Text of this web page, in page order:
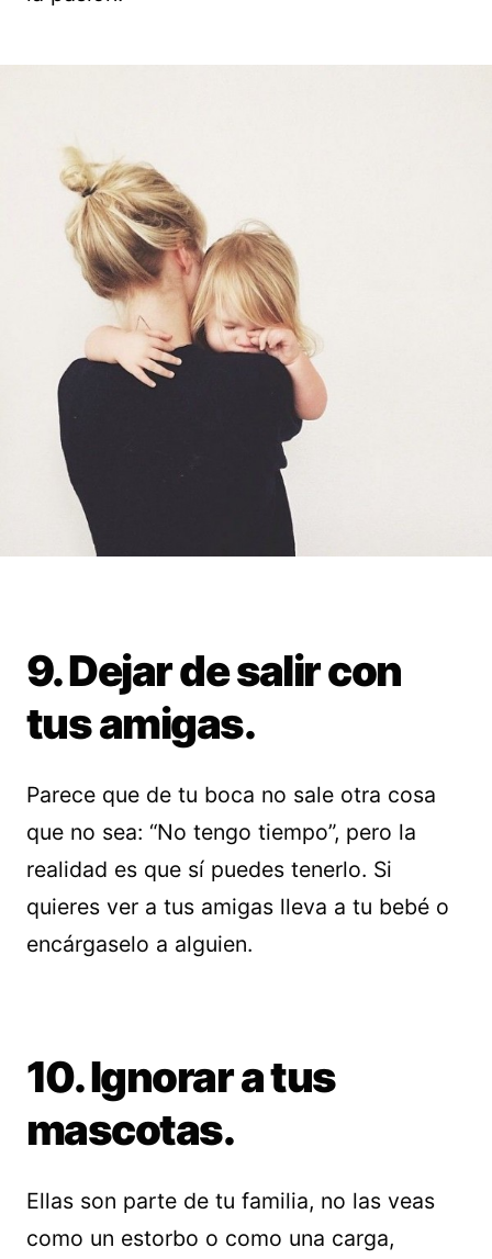
9. Dejar de salir con
tus amigas.
Parece que de tu boca no sale otra cosa
que no sea: “No tengo tiempo”, pero la
realidad es que sí puedes tenerlo. Si
quieres ver a tus amigas lleva a tu bebé o
encárgaselo a alguien.
10. Ignorar a tus
mascotas.
Ellas son parte de tu familia, no las veas
como un estorbo o como una carga,